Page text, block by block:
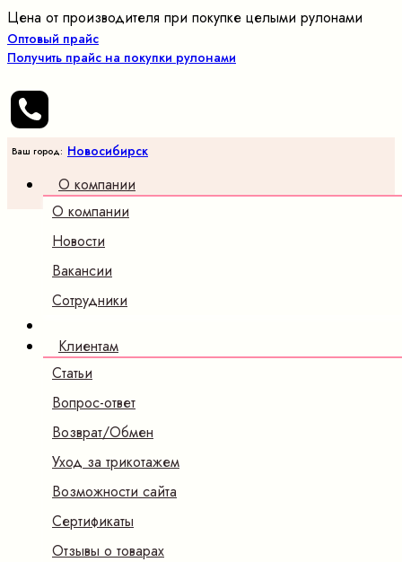
Цена от производителя при покупке целыми рулонами
Оптовый прайс
Получить прайс на покупки рулонами
Ваш город: Новосибирск
О компании
О компании
Новости
Вакансии
Сотрудники
Клиентам
Статьи
Вопрос-ответ
Возврат/Обмен
Уход за трикотажем
Возможности сайта
Сертификаты
Отзывы о товарах